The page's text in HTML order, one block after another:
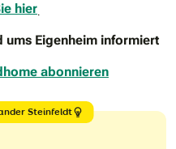
hier.
ums Eigenheim informiert
abonnieren
Steinfeldt